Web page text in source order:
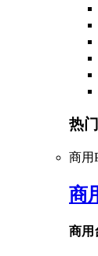
热
商用
商
商用